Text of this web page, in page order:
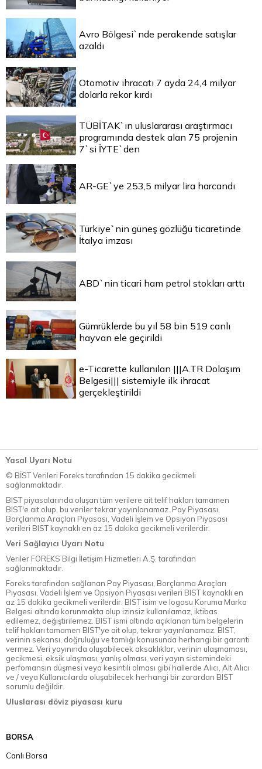
Avro Bölgesi`nde perakende satışlar
azaldı
Otomotiv ihracatı 7 ayda 24,4 milyar
dolarla rekor kırdı
TÜBİTAK`ın uluslararası araştırmacı
programında destek alan 75 projenin
7`si İYTE`den
AR-GE`ye 253,5 milyar lira harcandı
Türkiye`nin güneş gözlüğü ticaretinde
İtalya imzası
ABD`nin ticari ham petrol stokları arttı
Gümrüklerde bu yıl 58 bin 519 canlı
hayvan ele geçirildi
e-Ticarette kullanılan |||A.TR Dolaşım
Belgesi||| sistemiyle ilk ihracat
gerçekleştirildi
Yasal Uyarı Notu
© BİST Verileri Foreks tarafından 15 dakika gecikmeli
sağlanmaktadır.
BIST piyasalarında oluşan tüm verilere ait telif hakları tamamen
BIST'e ait olup, bu veriler tekrar yayınlanamaz. Pay Piyasası,
Borçlanma Araçları Piyasası, Vadeli İşlem ve Opsiyon Piyasası
verileri BIST kaynaklı en az 15 dakika gecikmeli verilerdir.
Veri Sağlayıcı Uyarı Notu
Veriler FOREKS Bilgi İletişim Hizmetleri A.Ş. tarafından
sağlanmaktadır.
Foreks tarafından sağlanan Pay Piyasası, Borçlanma Araçları
Piyasası, Vadeli İşlem ve Opsiyon Piyasası verileri BIST kaynaklı en
az 15 dakika gecikmeli verilerdir. BIST isim ve logosu Koruma Marka
Belgesi altında korunmakta olup izinsiz kullanılamaz, iktibas
edilemez, değiştirilemez. BIST ismi altında açıklanan tüm belgelerin
telif hakları tamamen BIST'ye ait olup, tekrar yayınlanamaz. BIST,
verinin sekansı, doğruluğu ve tamlığı konusunda herhangi bir garanti
vermez. Veri yayınında oluşabilecek aksaklıklar, verinin ulaşmaması,
gecikmesi, eksik ulaşması, yanlış olması, veri yayın sistemindeki
perfomansın düşmesi veya kesintili olması gibi hallerde Alıcı, Alt Alıcı
ve / veya Kullanıcılarda oluşabilecek herhangi bir zarardan BIST
sorumlu değildir.
Uluslarası döviz piyasası kuru
BORSA
Canlı Borsa